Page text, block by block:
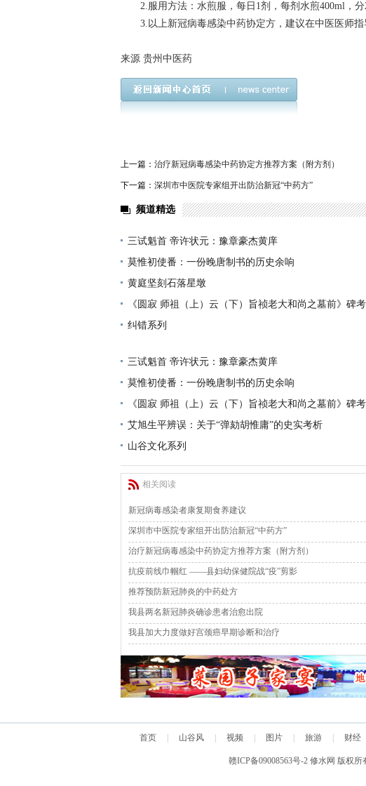
2.服用方法：水煎服，每日1剂，每剂水煎400ml，分
3.以上新冠病毒感染中药协定方，建议在中医医师指
来源 贵州中医药
上一篇： 治疗新冠病毒感染中药协定方推荐方案（附方剂）
下一篇： 深圳市中医院专家组开出防治新冠“中药方”
频道精选
三试魁首 帝许状元：豫章豪杰黄庠
莫惟初使番：一份晚唐制书的历史余响
黄庭坚刻石落星墩
《圆寂 师祖（上）云（下）旨祯老大和尚之墓前》碑考
纠错系列
三试魁首 帝许状元：豫章豪杰黄庠
莫惟初使番：一份晚唐制书的历史余响
《圆寂 师祖（上）云（下）旨祯老大和尚之墓前》碑考
艾旭生平辨误：关于“弹劾胡惟庸”的史实考析
山谷文化系列
相关阅读
新冠病毒感染者康复期食养建议
深圳市中医院专家组开出防治新冠“中药方”
治疗新冠病毒感染中药协定方推荐方案（附方剂）
抗疫前线巾帼红 ——县妇幼保健院战“疫”剪影
推荐预防新冠肺炎的中药处方
我县两名新冠肺炎确诊患者治愈出院
我县加大力度做好宫颈癌早期诊断和治疗
首页 山谷风 视频 图片 旅游 财经
赣ICP备09008563号-2 修水网 版权所